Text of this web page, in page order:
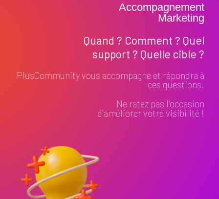
Accompagnement
Marketing
Quand ? Comment ? Quel
support ? Quelle cible ?
PlusCommunity vous accompagne et répondra à
ces questions.
Ne ratez pas l'occasion
d'améliorer votre visibilité !